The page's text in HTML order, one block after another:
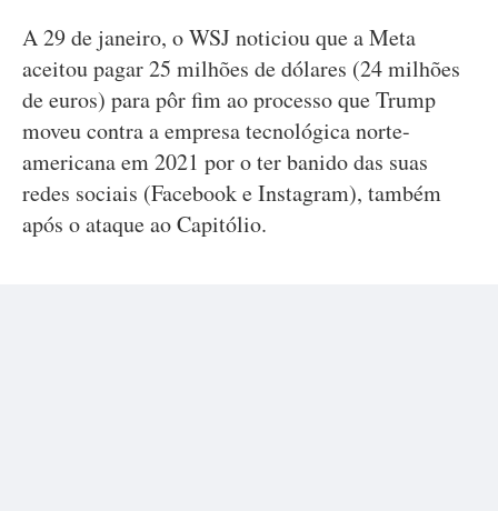
A 29 de janeiro, o WSJ noticiou que a Meta
aceitou pagar 25 milhões de dólares (24 milhões
de euros) para pôr fim ao processo que Trump
moveu contra a empresa tecnológica norte-
americana em 2021 por o ter banido das suas
redes sociais (Facebook e Instagram), também
após o ataque ao Capitólio.